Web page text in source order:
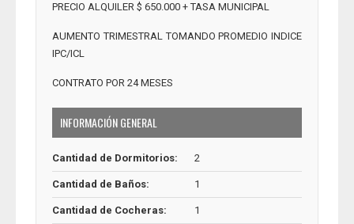
PRECIO ALQUILER $ 650.000 + TASA MUNICIPAL
AUMENTO TRIMESTRAL TOMANDO PROMEDIO INDICE
IPC/ICL
CONTRATO POR 24 MESES
INFORMACIÓN GENERAL
Cantidad de Dormitorios: 2
Cantidad de Baños: 1
Cantidad de Cocheras: 1